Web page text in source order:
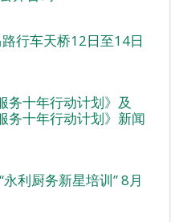
行车天桥12日至14日
务十年行动计划》及
务十年行动计划》新闻
利厨务新星培训” 8月